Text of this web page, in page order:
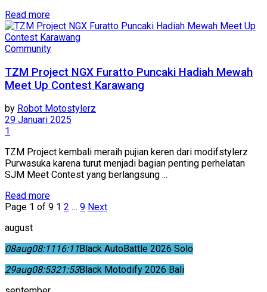
Read more
Community
TZM Project NGX Furatto Puncaki Hadiah Mewah
Meet Up Contest Karawang
by Robot Motostylerz
29 Januari 2025
1
TZM Project kembali meraih pujian keren dari modifstylerz
Purwasuka karena turut menjadi bagian penting perhelatan
SJM Meet Contest yang berlangsung ...
Read more
Page 1 of 9 1 2 … 9 Next
august
08aug08:1116:11Black AutoBattle 2026 Solo
29aug08:5321:53Black Motodify 2026 Bali